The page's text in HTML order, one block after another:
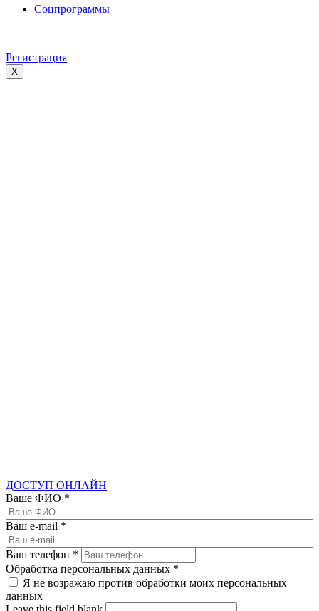
Соцпрограммы
Регистрация
X
ДОСТУП ОНЛАЙН
Ваше ФИО *
Ваш e-mail *
Ваш телефон *
Обработка персональных данных *
Я не возражаю против обработки моих персональных
данных